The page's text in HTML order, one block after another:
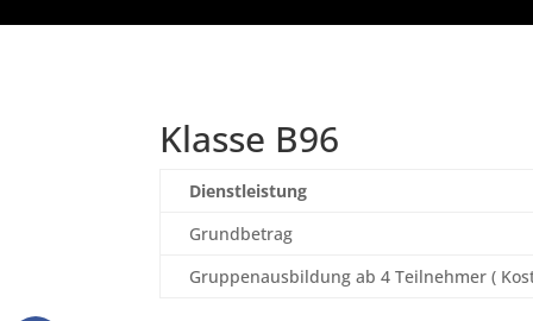
Klasse B96
Dienstleistung
Grundbetrag
Gruppenausbildung ab 4 Teilnehmer (